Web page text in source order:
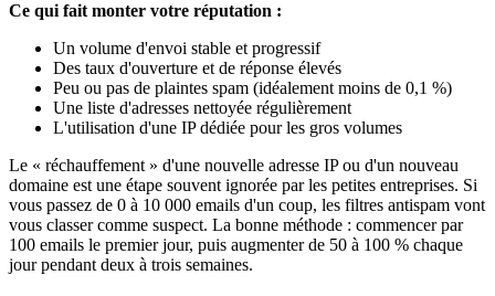
Ce qui fait monter votre réputation :
Un volume d'envoi stable et progressif
Des taux d'ouverture et de réponse élevés
Peu ou pas de plaintes spam (idéalement moins de 0,1 %)
Une liste d'adresses nettoyée régulièrement
L'utilisation d'une IP dédiée pour les gros volumes
Le « réchauffement » d'une nouvelle adresse IP ou d'un nouveau
domaine est une étape souvent ignorée par les petites entreprises. Si
vous passez de 0 à 10 000 emails d'un coup, les filtres antispam vont
vous classer comme suspect. La bonne méthode : commencer par
100 emails le premier jour, puis augmenter de 50 à 100 % chaque
jour pendant deux à trois semaines.